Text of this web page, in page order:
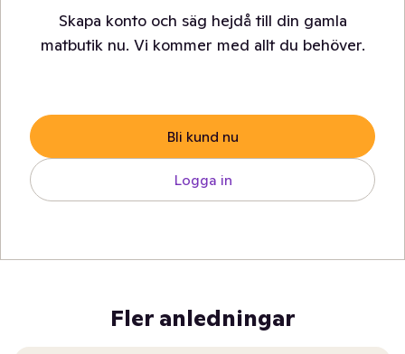
Skapa konto och säg hejdå till din gamla
matbutik nu. Vi kommer med allt du behöver.
Bli kund nu
Logga in
Fler anledningar